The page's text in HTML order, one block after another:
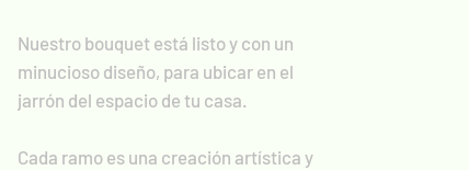
Nuestro bouquet está listo y con un
minucioso diseño, para ubicar en el
jarrón del espacio de tu casa.
Cada ramo es una creación artística y